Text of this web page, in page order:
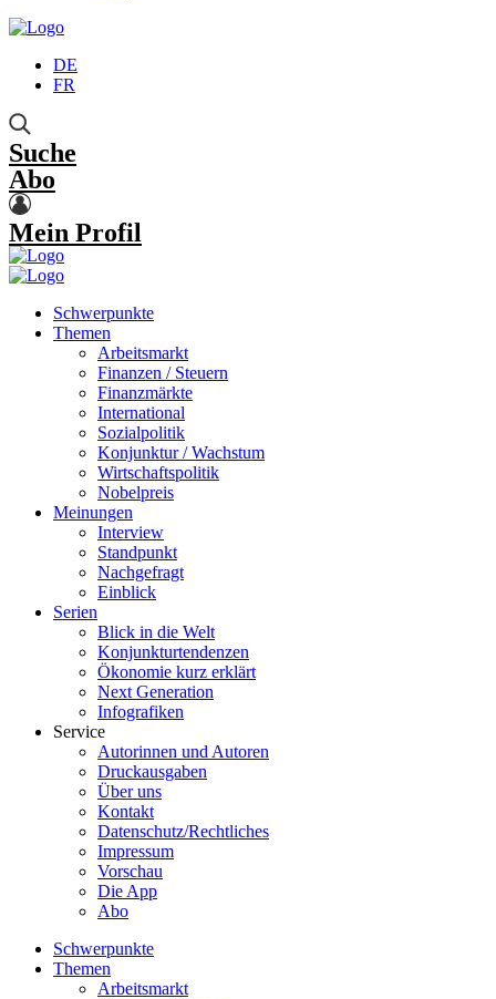
DE
FR
Suche
Abo
Mein Profil
Schwerpunkte
Themen
Arbeitsmarkt
Finanzen / Steuern
Finanzmärkte
International
Sozialpolitik
Konjunktur / Wachstum
Wirtschaftspolitik
Nobelpreis
Meinungen
Interview
Standpunkt
Nachgefragt
Einblick
Serien
Blick in die Welt
Konjunkturtendenzen
Ökonomie kurz erklärt
Next Generation
Infografiken
Service
Autorinnen und Autoren
Druckausgaben
Über uns
Kontakt
Datenschutz/Rechtliches
Impressum
Vorschau
Die App
Abo
Schwerpunkte
Themen
Arbeitsmarkt